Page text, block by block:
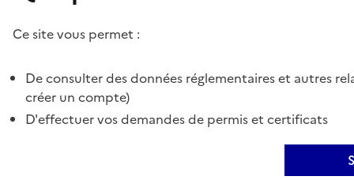
Ce site vous permet :
De consulter des données réglementaires et autres
créer un compte)
D'effectuer vos demandes de permis et certificats